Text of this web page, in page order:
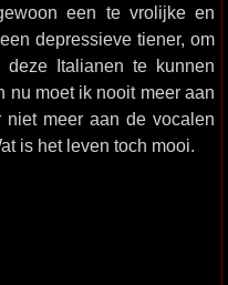
een te vrolijke en
depressieve tiener, om
Italianen te kunnen
nu moet ik nooit meer aan
meer aan de vocalen
is het leven toch mooi.